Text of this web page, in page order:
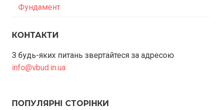
Фундамент
КОНТАКТИ
З будь-яких питань звертайтеся за адресою
info@vbud.in.ua
ПОПУЛЯРНІ СТОРІНКИ